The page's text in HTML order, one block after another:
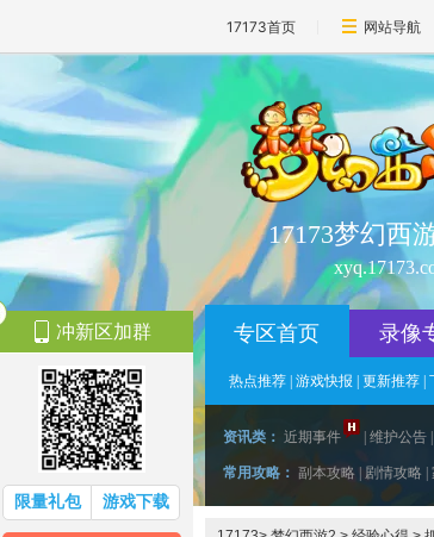
17173首页 网站导航
17173梦幻西
专区首页 录像
热点推荐 游戏快报 更新推荐
资讯类： 近期事件 维护公告
常用攻略： 副本攻略 剧情攻略
冲新区加群
限量礼包 游戏下载